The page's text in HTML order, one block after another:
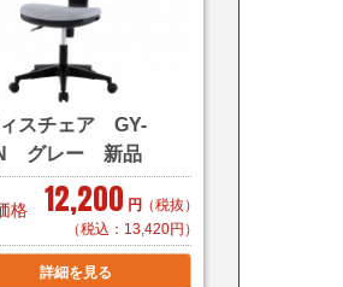
お客様搬入）
はEV有り）
要お客様搬入）
はEV有り）
スチェア GY-
グレー 新品
格 12,200 円 （税抜）
（税込：13,420円）
詳細を見る